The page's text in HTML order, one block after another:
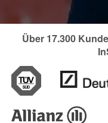
Über 17.300